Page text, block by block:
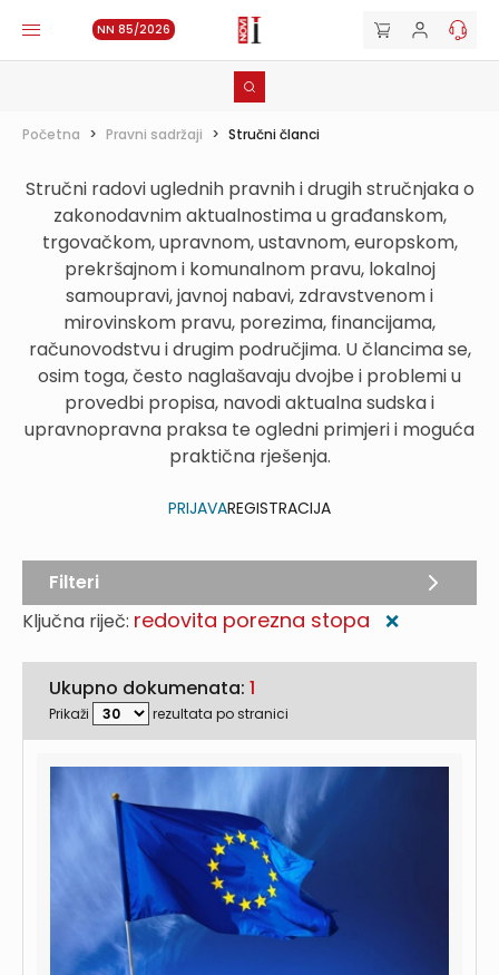
NN 85/2026
Početna > Pravni sadržaji > Stručni članci
Stručni radovi uglednih pravnih i drugih stručnjaka o
zakonodavnim aktualnostima u građanskom,
trgovačkom, upravnom, ustavnom, europskom,
prekršajnom i komunalnom pravu, lokalnoj
samoupravi, javnoj nabavi, zdravstvenom i
mirovinskom pravu, porezima, financijama,
računovodstvu i drugim područjima. U člancima se,
osim toga, često naglašavaju dvojbe i problemi u
provedbi propisa, navodi aktualna sudska i
upravnopravna praksa te ogledni primjeri i moguća
praktična rješenja.
PRIJAVAREGISTRACIJA
Ključna riječ: redovita porezna stopa ❌
Ukupno dokumenata: 1
Prikaži rezultata po stranici
Filteri